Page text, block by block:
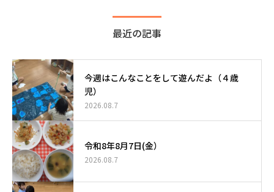
最近の記事
今週はこんなことをして遊んだよ（４歳
児）
2026.08.7
令和8年8月7日(金）
2026.08.7